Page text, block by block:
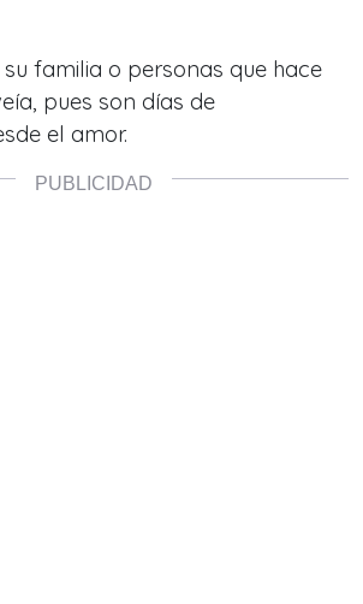
familia o personas que hace
pues son días de
el amor.